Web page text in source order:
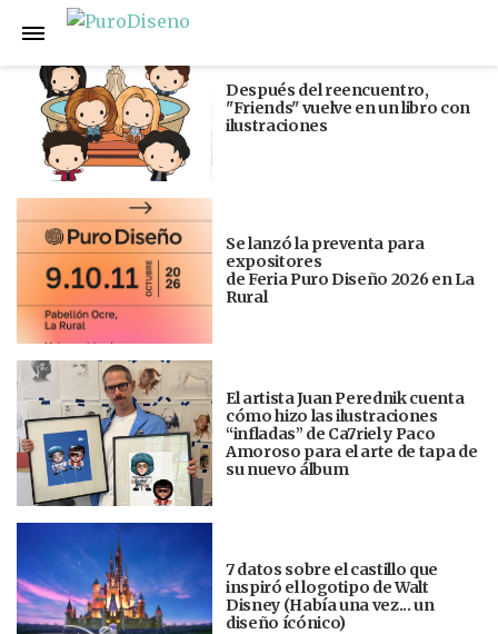
Anterior
Después del reencuentro,
"Friends" vuelve en un libro con
ilustraciones
Se lanzó la preventa para
expositores
de Feria Puro Diseño 2026 en La
Rural
El artista Juan Perednik cuenta
cómo hizo las ilustraciones
“infladas” de Ca7riel y Paco
Amoroso para el arte de tapa de
su nuevo álbum
7 datos sobre el castillo que
inspiró el logotipo de Walt
Disney (Había una vez... un
diseño ícónico)
Siguiente